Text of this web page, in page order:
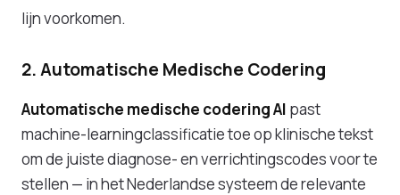
lijn voorkomen.
2. Automatische Medische Codering
Automatische medische codering AI past
machine-learningclassificatie toe op klinische tekst
om de juiste diagnose- en verrichtingscodes voor te
stellen — in het Nederlandse systeem de relevante